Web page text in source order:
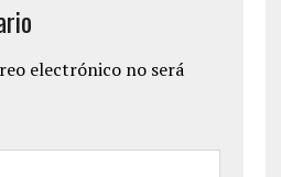
electrónico no será